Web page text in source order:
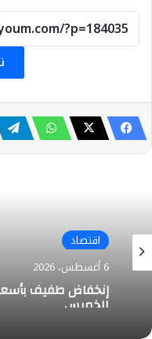
اقتصاد
6 أغسطس، 2026
إنخفاض طفيف
الخميس